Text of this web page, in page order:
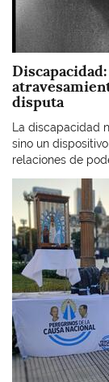
disputa
La discapacidad
sino un
relaciones de
Imagen